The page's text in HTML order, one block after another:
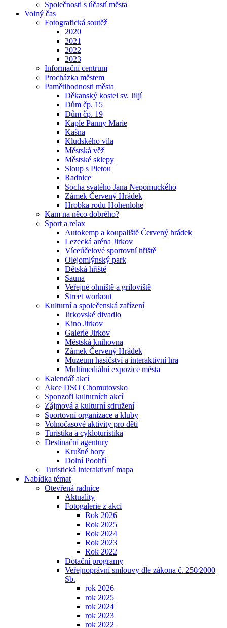
Společnosti s účastí města
Volný čas
Fotografická soutěž
2020
2021
2022
2023
Informační centrum
Procházka městem
Pamětihodnosti města
Děkanský kostel sv. Jiljí
Dům čp. 15
Dům čp. 19
Kaple Panny Marie
Kašna
Kludského vila
Městská věž
Městské sklepy
Sloup s Pietou
Radnice
Socha svatého Jana Nepomuckého
Zámek Červený Hrádek
Hrobka rodu Hohenlohe
Kam na něco dobrého?
Sport a relax
Autokemp a koupaliště Červený hrádek
Lezecká aréna Jirkov
Víceúčelové sportovní hřiště
Olejomlýnský park
Dětská hřiště
Sauna
Veřejné ohniště a griloviště
Street workout
Kulturní a společenská zařízení
Jirkovské divadlo
Kino Jirkov
Galerie Jirkov
Městská knihovna
Zámek Červený Hrádek
Muzeum hasičství a interaktivní hra
Multimediální expozice města
Kalendář akcí
Akce DSO Chomutovsko
Sponzoři kulturních akcí
Zájmová a kulturní sdružení
Sportovní organizace a kluby
Volnočasové aktivity pro děti
Turistika a cykloturistika
Destinační agentury
Krušné hory
Dolní Poohří
Turistická interaktivní mapa
Nabídka témat
Otevřená radnice
Aktuality
Fotogalerie z akcí
Rok 2026
Rok 2025
Rok 2024
Rok 2023
Rok 2022
Dotační programy
Veřejnoprávní smlouvy dle zákona č. 250⁄2000
Sb.
rok 2026
rok 2025
rok 2024
rok 2023
rok 2022